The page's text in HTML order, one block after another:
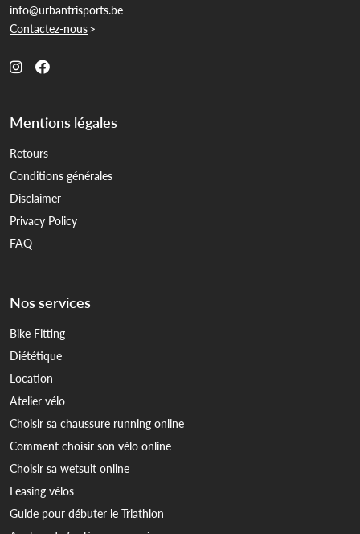
info@urbantrisports.be
Contactez-nous>
Mentions légales
Retours
Conditions générales
Disclaimer
Privacy Policy
FAQ
Nos services
Bike Fitting
Diététique
Location
Atelier vélo
Choisir sa chaussure running online
Comment choisir son vélo online
Choisir sa wetsuit online
Leasing vélos
Guide pour débuter le Triathlon